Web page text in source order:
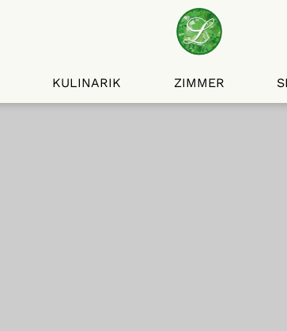
KULINARIK ZIMMER